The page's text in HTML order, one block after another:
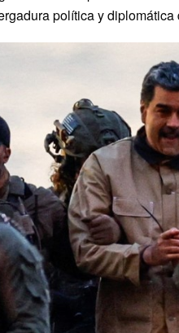
política y diplomática